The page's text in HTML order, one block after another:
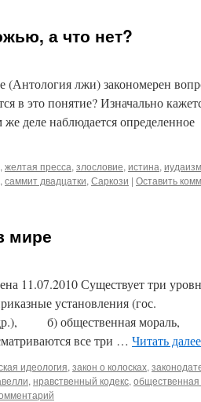
а что нет?
(Антология лжи) закономерен
в это понятие? Изначально
деле наблюдается определенное
, желтая пресса, злословие, истина, иудаизм
, саммит двадцатки, Саркози | Оставить
мире
11.07.2010 Существует три
установления (гос.
и др.), б) общественная
все три … Читать далее
идеология, закон о колосках,
, нравственный кодекс,